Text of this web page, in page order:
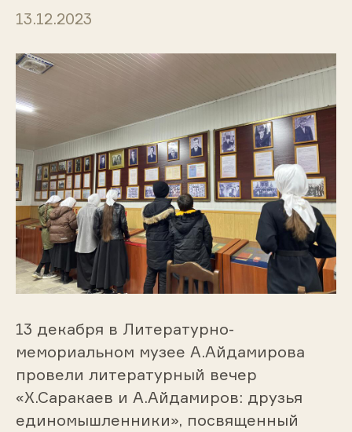
13.12.2023
13 декабря в Литературно-
мемориальном музее А.Айдамирова
провели литературный вечер
«Х.Саракаев и А.Айдамиров: друзья
единомышленники», посвященный